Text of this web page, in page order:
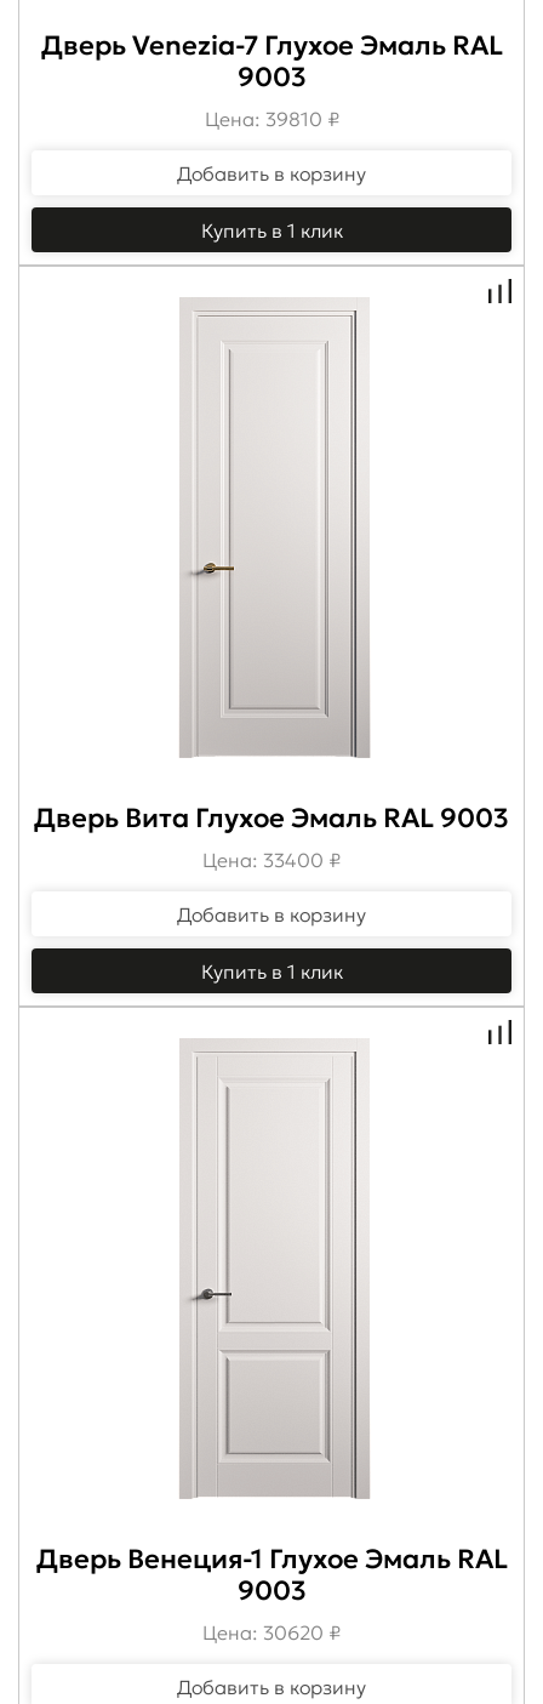
Дверь Venezia-7 Глухое Эмаль RAL
9003
Цена: 39810 ₽
Добавить в корзину
Купить в 1 клик
Дверь Вита Глухое Эмаль RAL 9003
Цена: 33400 ₽
Добавить в корзину
Купить в 1 клик
Дверь Венеция-1 Глухое Эмаль RAL
9003
Цена: 30620 ₽
Добавить в корзину